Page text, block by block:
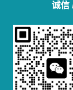
诚信